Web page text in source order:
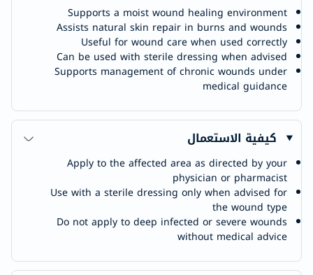
Supports a moist wound healing environment
Assists natural skin repair in burns and wounds
Useful for wound care when used correctly
Can be used with sterile dressing when advised
Supports management of chronic wounds under
medical guidance
كيفية الاستعمال
Apply to the affected area as directed by your
physician or pharmacist
Use with a sterile dressing only when advised for
the wound type
Do not apply to deep infected or severe wounds
without medical advice